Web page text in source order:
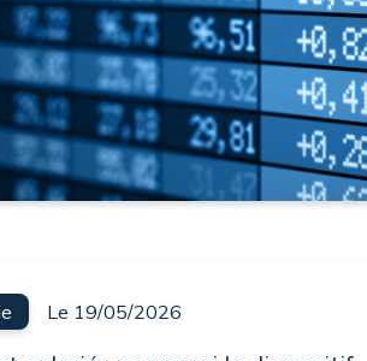
Le 19/05/2026